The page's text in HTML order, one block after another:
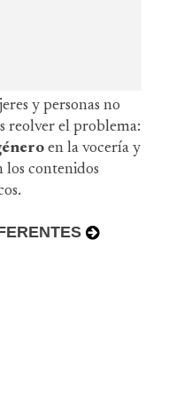
y personas no
reolver el problema:
en la vocería y
los contenidos